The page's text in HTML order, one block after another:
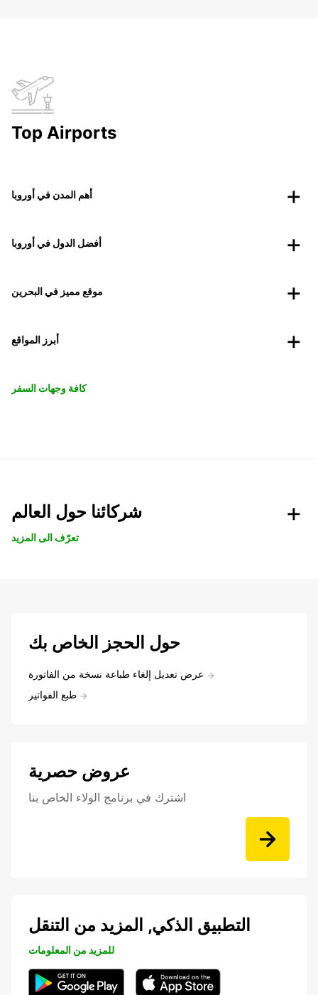
Top Airports
أهم المدن في أوروبا
أفضل الدول في أوروبا
موقع مميز في البحرين
أبرز المواقع
كافة وجهات السفر
شركائنا حول العالم
تعرّف الى المزيد
حول الحجز الخاص بك
عرض تعديل إلغاء طباعة نسخة من الفاتورة
طبع الفواتير
عروض حصرية
اشترك في برنامج الولاء الخاص بنا
التطبيق الذكي, المزيد من التنقل
للمزيد من المعلومات